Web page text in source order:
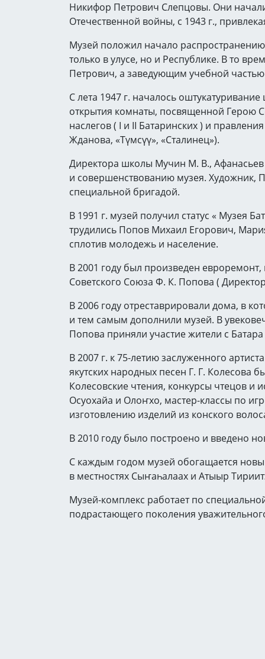
Никифор Петрович Слепцовы. Они
Отечественной войны, с 1943 г.,
Музей положил начало
только в улусе, но и Республике. В то
Петрович, а заведующим учебной
С лета 1947 г. началось
открытия комнаты, посвященной Герою
наслегов ( I и II Батаринских ) и
Жданова, «Түмсүү», «Сталинец»).
Директора школы Мучин М. В., Афанасьев
и совершенствованию музея. Художник,
специальной бригадой.
В 1991 г. музей получил статус « Музея
трудились Попов Михаил Егорович,
сплотив молодежь и население.
В 2001 году был произведен
Советского Союза Ф. К. Попова (
В 2006 году отреставрировали дома, в
и тем самым дополнили музей. В
Попова приняли участие жители с
В 2007 г. к 75-летию заслуженного
якутских народных песен Г. Г. Колесова
Колесовские чтения, конкурсы чтецов и
Осуохайа и Олоҥхо, мастер-классы по
изготовлению изделий из конского
В 2010 году было построено и введено
С каждым годом музей обогащается
в местностях Сыҥаһалаах и Атыыр
Музей-комплекс работает по
подрастающего поколения